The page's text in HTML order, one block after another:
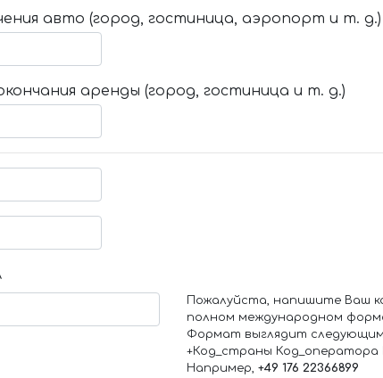
авто (город, гостиница, аэропорт и т. д.)
аренды (город, гостиница и т. д.)
Пожалуйста, напишите Ваш
полном международном
Формат выглядит
+Код_страны Код_оператора
Например, +49 176 22366899